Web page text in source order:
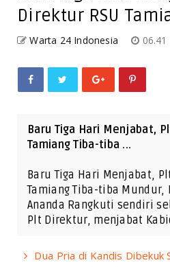
Direktur RSU
Warta 24 Indonesia 06.41
Baru Tiga Hari Menjabat,
Tamiang Tiba-tiba ...
Baru Tiga Hari Menjabat,
Tamiang Tiba-tiba Mundur,
Ananda Rangkuti sendiri
Plt Direktur, menjabat
Dua Pria di Kandis Dibekuk